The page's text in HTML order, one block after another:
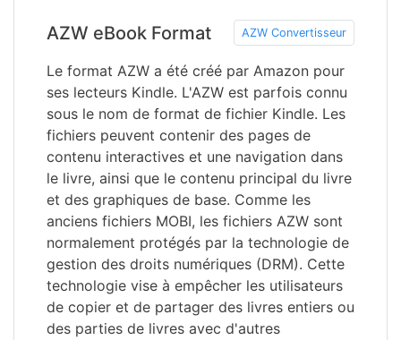
AZW eBook Format AZW Convertisseur
Le format AZW a été créé par Amazon pour
ses lecteurs Kindle. L'AZW est parfois connu
sous le nom de format de fichier Kindle. Les
fichiers peuvent contenir des pages de
contenu interactives et une navigation dans
le livre, ainsi que le contenu principal du livre
et des graphiques de base. Comme les
anciens fichiers MOBI, les fichiers AZW sont
normalement protégés par la technologie de
gestion des droits numériques (DRM). Cette
technologie vise à empêcher les utilisateurs
de copier et de partager des livres entiers ou
des parties de livres avec d'autres